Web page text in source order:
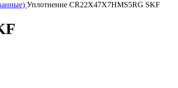
Уплотнение CR22X47X7HMS5RG SKF